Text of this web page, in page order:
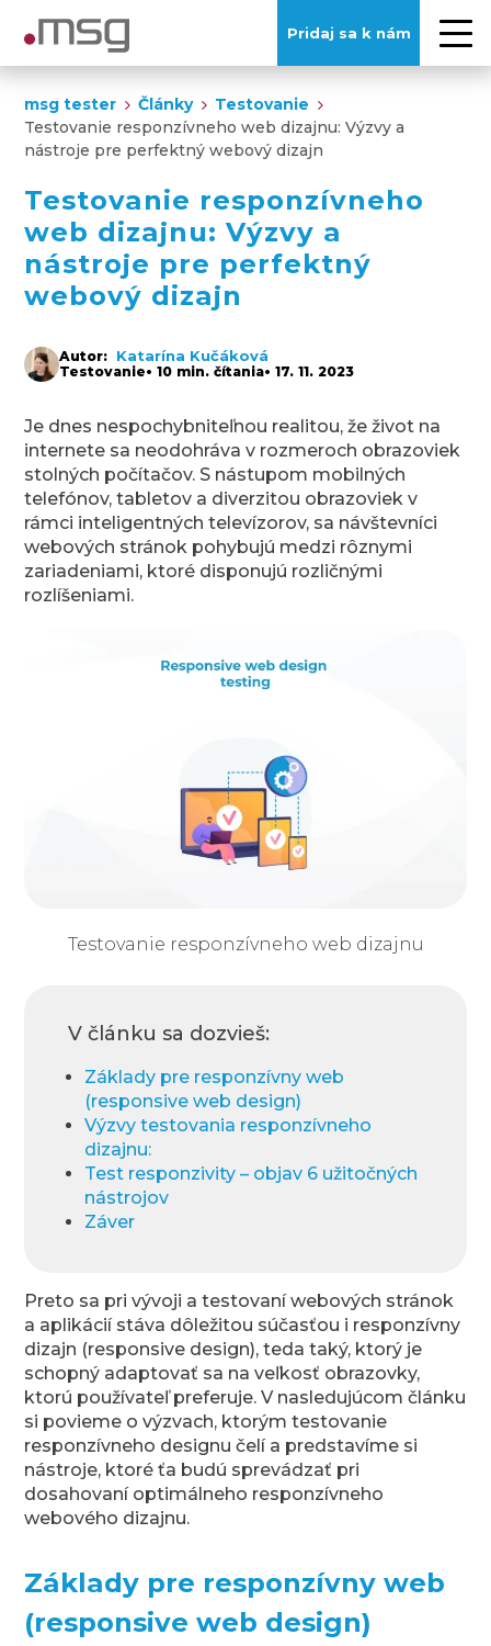
Pridaj sa k nám
msg tester Články
Testovanie
Testovanie responzívneho web dizajnu: Výzvy a
nástroje pre perfektný webový dizajn
Testovanie responzívneho
web dizajnu: Výzvy a
nástroje pre perfektný
webový dizajn
Autor: Katarína Kučáková
Testovanie• 10 min. čítania• 17. 11. 2023
Je dnes nespochybniteľnou realitou, že život na
internete sa neodohráva v rozmeroch obrazoviek
stolných počítačov. S nástupom mobilných
telefónov, tabletov a diverzitou obrazoviek v
rámci inteligentných televízorov, sa návštevníci
webových stránok pohybujú medzi rôznymi
zariadeniami, ktoré disponujú rozličnými
rozlíšeniami.
Testovanie responzívneho web dizajnu
V článku sa dozvieš:
Základy pre responzívny web
(responsive web design)
Výzvy testovania responzívneho
dizajnu:
Test responzivity – objav 6 užitočných
nástrojov
Záver
Preto sa pri vývoji a testovaní webových stránok
a aplikácií stáva dôležitou súčasťou i responzívny
dizajn (responsive design), teda taký, ktorý je
schopný adaptovať sa na veľkosť obrazovky,
ktorú používateľ preferuje. V nasledujúcom článku
si povieme o výzvach, ktorým testovanie
responzívneho designu čelí a predstavíme si
nástroje, ktoré ťa budú sprevádzať pri
dosahovaní optimálneho responzívneho
webového dizajnu.
Základy pre responzívny web
(responsive web design)